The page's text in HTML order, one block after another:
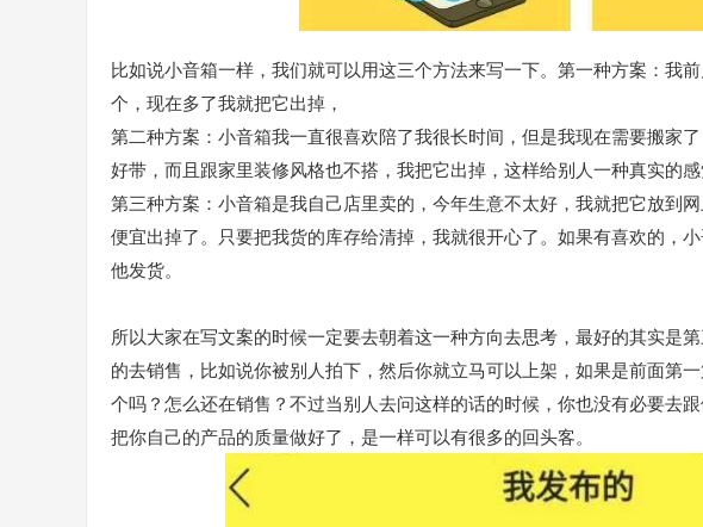
比如说小音箱一样，我们就可以用这三个方法来写一下。第一种方案：我
个，现在多了我就把它出掉，
第二种方案：小音箱我一直很喜欢陪了我很长时间，但是我现在需要搬家
好带，而且跟家里装修风格也不搭，我把它出掉，这样给别人一种真实的感
第三种方案：小音箱是我自己店里卖的，今年生意不太好，我就把它放到
便宜出掉了。只要把我货的库存给清掉，我就很开心了。如果有喜欢的，
他发货。
所以大家在写文案的时候一定要去朝着这一种方向去思考，最好的其实是
的去销售，比如说你被别人拍下，然后你就立马可以上架，如果是前面第
个吗？怎么还在销售？不过当别人去问这样的话的时候，你也没有必要去
把你自己的产品的质量做好了，是一样可以有很多的回头客。